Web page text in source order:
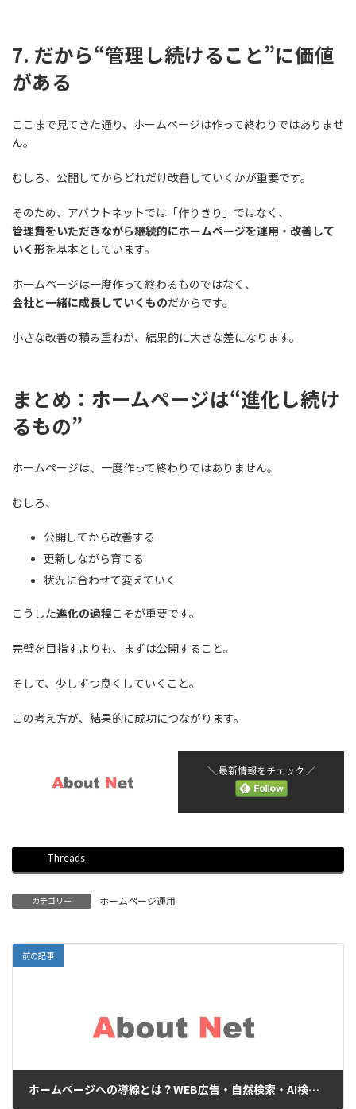
7. だから“管理し続けること”に価値
がある
ここまで見てきた通り、ホームページは作って終わりではありませ
ん。
むしろ、公開してからどれだけ改善していくかが重要です。
そのため、アバウトネットでは「作りきり」ではなく、
管理費をいただきながら継続的にホームページを運用・改善して
いく形を基本としています。
ホームページは一度作って終わるものではなく、
会社と一緒に成長していくものだからです。
小さな改善の積み重ねが、結果的に大きな差になります。
まとめ：ホームページは“進化し続け
るもの”
ホームページは、一度作って終わりではありません。
むしろ、
公開してから改善する
更新しながら育てる
状況に合わせて変えていく
こうした進化の過程こそが重要です。
完璧を目指すよりも、まずは公開すること。
そして、少しずつ良くしていくこと。
この考え方が、結果的に成功につながります。
＼ 最新情報をチェック ／
Threads
カテゴリー ホームページ運用
前の記事
ホームページへの導線とは？WEB広告・自然検索・AI検索の違いと活用法